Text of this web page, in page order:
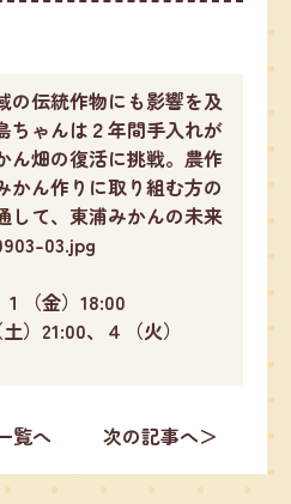
の伝統作物にも影響を及
ちゃんは２年間手入れが
ん畑の復活に挑戦。農作
かん作りに取り組む方の
して、東浦みかんの未来
（金）18:00
21:00、４（火）
覧へ 次の記事へ＞